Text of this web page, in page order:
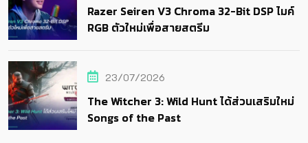
Razer Seiren V3 Chroma 32-Bit DSP ไมค์
RGB ตัวใหม่เพื่อสายสตรีม
23/07/2026
The Witcher 3: Wild Hunt ได้ส่วนเสริมใหม่
Songs of the Past